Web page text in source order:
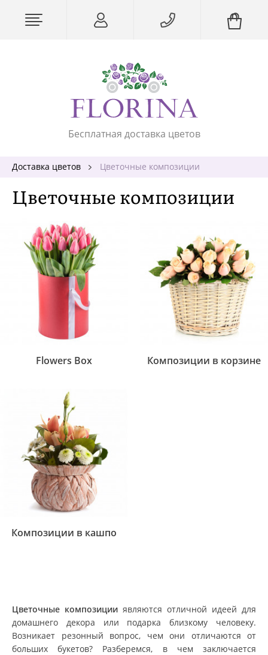
Бесплатная доставка цветов
Доставка цветов Цветочные композиции
Цветочные композиции
Flowers Box Композиции в корзине
Композиции в кашпо
Цветочные композиции являются отличной идеей для
домашнего декора или подарка близкому человеку.
Возникает резонный вопрос, чем они отличаются от
больших букетов? Разберемся, в чем заключается